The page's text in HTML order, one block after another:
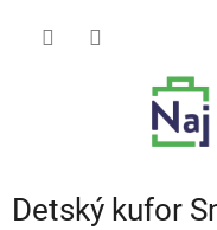
Detský kufor